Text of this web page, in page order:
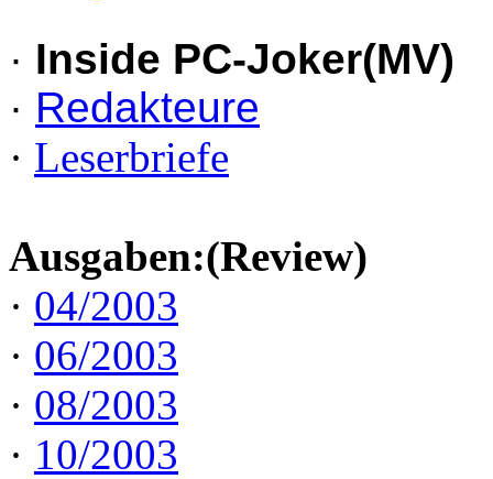
· Inside PC-Joker(MV)
· Redakteure
· Leserbriefe
Ausgaben:(Review)
· 04/2003
· 06/2003
· 08/2003
· 10/2003